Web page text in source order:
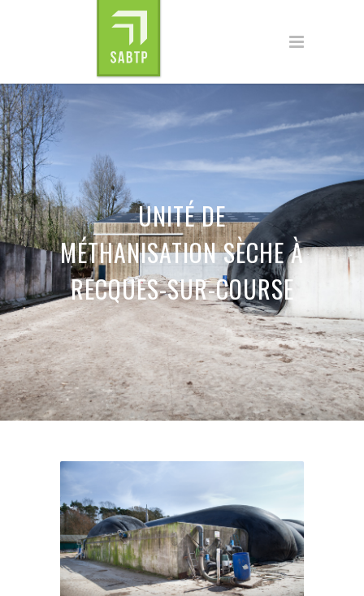
UNITÉ DE
MÉTHANISATION SÈCHE À
RECQUES-SUR-COURSE